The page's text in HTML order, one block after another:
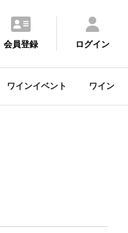
会員登録 ログイン
ワインイベント ワイン